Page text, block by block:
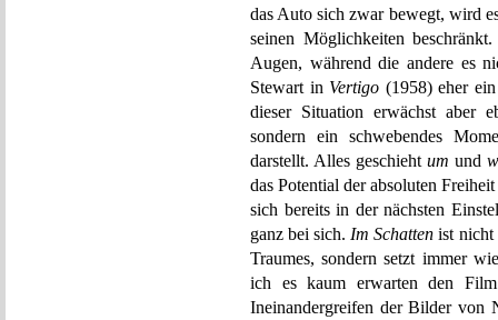
das Auto sich zwar bewegt, wird
seinen Möglichkeiten
Augen, während die andere es
Stewart in Vertigo (1958) eher
dieser Situation erwächst aber
sondern ein schwebendes
darstellt. Alles geschieht um und
das Potential der absoluten
sich bereits in der nächsten
ganz bei sich. Im Schatten ist nicht
Traumes, sondern setzt immer
ich es kaum erwarten den
Ineinandergreifen der Bilder von